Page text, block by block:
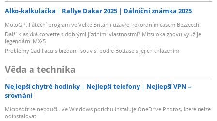
Alko-kalkulačka Rallye Dakar 2025 Dálniční známka 2025
MotoGP: Páteční program ve Velké Británii uzavřel rekordním časem Bezzecchi
Další klasická corvette s dobrými jízdními vlastnostmi? Mitsuoka znovu využije
legendární MX-5
Problémy Cadillacu s brzdami souvisí podle Bottase s jejich chlazením
Věda a technika
Nejlepší chytré hodinky Nejlepší telefony
Nejlepší VPN –
srovnání
Microsoft se nepoučil. Ve Windows potichu instaluje OneDrive Photos, které nelze
odinstalovat